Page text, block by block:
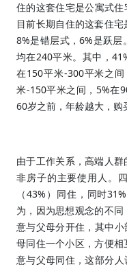
住的这套住宅是公寓式住
目前长期自住的这套住宅
8%是错层式，6%是跃层
均在240平米。其中，
在150平米-300平米之间
米-150平米之间， 5%在
60岁之前，年龄越大，购
由于工作关系，高端人
非房子的主要使用人。
（ 43% ）同住，同时31%
为，因为思想观念的不
意与父母分开住，其中
母同住一个小区，方便
意与父母同住，这部分人